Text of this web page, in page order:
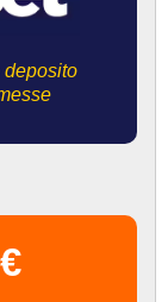
deposito